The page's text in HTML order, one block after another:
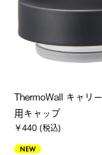
ThermoWall キャリ
用キャップ
￥440 (税込)
NEW